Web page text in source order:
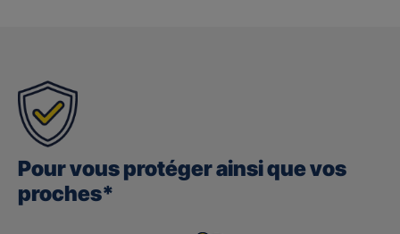
Pour vous protéger ainsi que vos
proches*